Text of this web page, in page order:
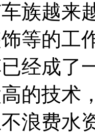
族越来
等的工
经成了
的技术
浪费水